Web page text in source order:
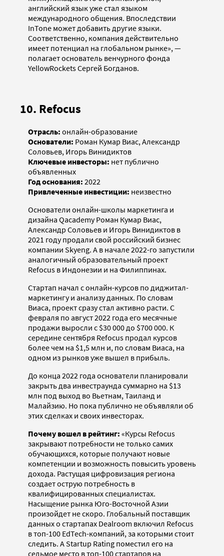
английский язык уже стал языком
международного общения. Впоследствии
InTone может добавить другие языки.
Соответственно, компания действительно
имеет потенциал на глобальном рынке», —
полагает основатель венчурного фонда
YellowRockets Сергей Богданов.
10. Refocus
Отрасль: онлайн-образование
Основатели: Роман Кумар Виаc, Александр
Соловьев, Игорь Винидиктов
Ключевые инвесторы: нет публично
объявленных
Год основания: 2022
Привлеченные инвестиции: неизвестно
Основатели онлайн-школы маркетинга и
дизайна Qacademy Роман Кумар Виаc,
Александр Соловьев и Игорь Винидиктов в
2021 году продали свой российский бизнес
компании Skyeng. А в начале 2022-го запустили
аналогичный образовательный проект
Refocus в Индонезии и на Филиппинах.
Стартап начал с онлайн-курсов по диджитал-
маркетингу и анализу данных. По словам
Виаса, проект сразу стал активно расти. С
февраля по август 2022 года его месячные
продажи выросли с $30 000 до $700 000. К
середине сентября Refocus продал курсов
более чем на $1,5 млн и, по словам Виаса, на
одном из рынков уже вышел в прибыль.
До конца 2022 года основатели планировали
закрыть два инвестраунда суммарно на $13
млн под выход во Вьетнам, Таиланд и
Малайзию. Но пока публично не объявляли об
этих сделках и своих инвесторах.
Почему вошел в рейтинг: «Курсы Refocus
закрывают потребности не только самих
обучающихся, которые получают новые
компетенции и возможность повысить уровень
дохода. Растущая цифровизация региона
создает острую потребность в
квалифицированных специалистах.
Насыщение рынка Юго-Восточной Азии
произойдет не скоро. Глобальный поставщик
данных о стартапах Dealroom включил Refocus
в топ-100 EdTech-компаний, за которыми стоит
следить. А Startup Rating поместил его на
седьмое место в топ-100 стартапов на